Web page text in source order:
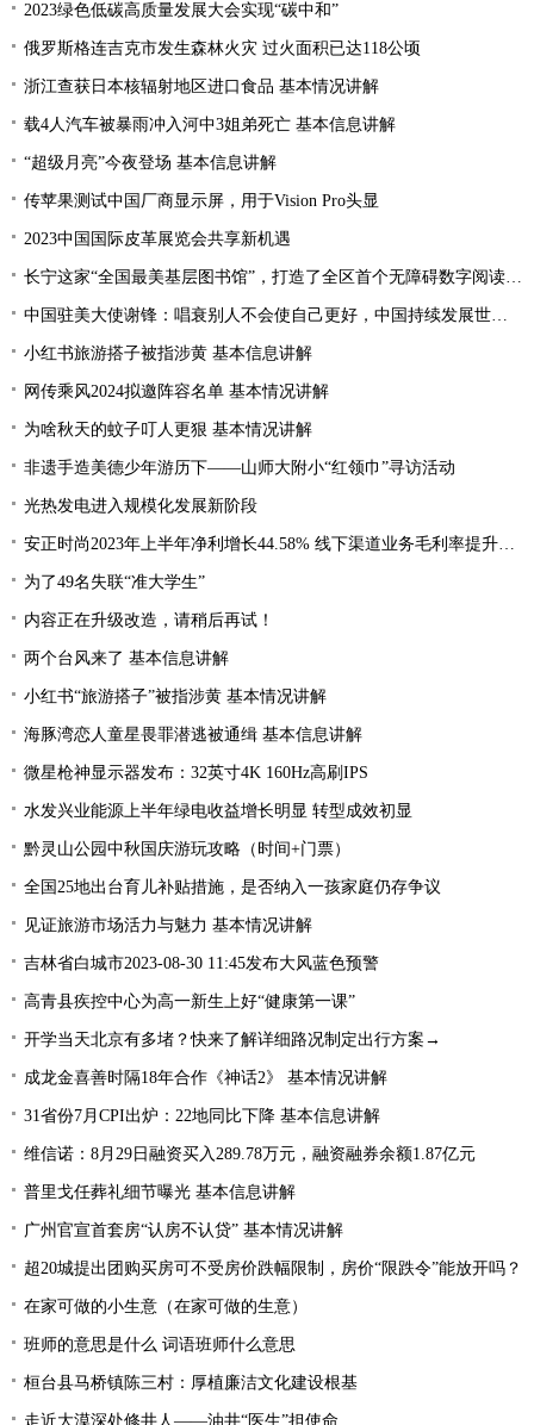
2023绿色低碳高质量发展大会实现“碳中和”
俄罗斯格连吉克市发生森林火灾 过火面积已达118公顷
浙江查获日本核辐射地区进口食品 基本情况讲解
载4人汽车被暴雨冲入河中3姐弟死亡 基本信息讲解
“超级月亮”今夜登场 基本信息讲解
传苹果测试中国厂商显示屏，用于Vision Pro头显
2023中国国际皮革展览会共享新机遇
长宁这家“全国最美基层图书馆”，打造了全区首个无障碍数字阅读空间
中国驻美大使谢锋：唱衰别人不会使自己更好，中国持续发展世界才会更加繁荣
小红书旅游搭子被指涉黄 基本信息讲解
网传乘风2024拟邀阵容名单 基本情况讲解
为啥秋天的蚊子叮人更狠 基本情况讲解
非遗手造美德少年游历下——山师大附小“红领巾”寻访活动
光热发电进入规模化发展新阶段
安正时尚2023年上半年净利增长44.58% 线下渠道业务毛利率提升2.28%
为了49名失联“准大学生”
内容正在升级改造，请稍后再试！
两个台风来了 基本信息讲解
小红书“旅游搭子”被指涉黄 基本情况讲解
海豚湾恋人童星畏罪潜逃被通缉 基本信息讲解
微星枪神显示器发布：32英寸4K 160Hz高刷IPS
水发兴业能源上半年绿电收益增长明显 转型成效初显
黔灵山公园中秋国庆游玩攻略（时间+门票）
全国25地出台育儿补贴措施，是否纳入一孩家庭仍存争议
见证旅游市场活力与魅力 基本情况讲解
吉林省白城市2023-08-30 11:45发布大风蓝色预警
高青县疾控中心为高一新生上好“健康第一课”
开学当天北京有多堵？快来了解详细路况制定出行方案→
成龙金喜善时隔18年合作《神话2》 基本情况讲解
31省份7月CPI出炉：22地同比下降 基本信息讲解
维信诺：8月29日融资买入289.78万元，融资融券余额1.87亿元
普里戈任葬礼细节曝光 基本信息讲解
广州官宣首套房“认房不认贷” 基本情况讲解
超20城提出团购买房可不受房价跌幅限制，房价“限跌令”能放开吗？
在家可做的小生意（在家可做的生意）
班师的意思是什么 词语班师什么意思
桓台县马桥镇陈三村：厚植廉洁文化建设根基
走近大漠深处修井人——油井“医生”担使命